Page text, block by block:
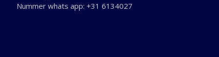
Nummer whats app: +31 6134027